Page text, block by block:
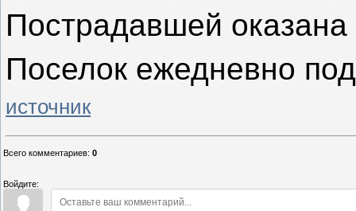
Пострадавшей
Поселок ежедневно
источник
Всего комментариев: 0
Войдите: